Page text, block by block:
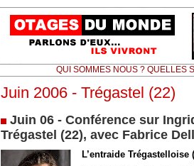
QUI SOMMES NOUS ? QUELLES
Juin 2006 - Trégastel (22)
Juin 06 - Conférence sur
Trégastel (22), avec Fabrice
L’entraide